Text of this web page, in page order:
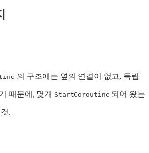
의 구조에는 옆의 연결이 없고, 독립
때문에, 몇개 StartCoroutine 되어 왔는
.